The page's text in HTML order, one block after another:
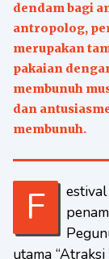
dendam bagi
antropolog,
merupakan
pakaian
membunuh
dan
membunuh.
Festival Budaya Lembah Baliem adalah ajang
utama